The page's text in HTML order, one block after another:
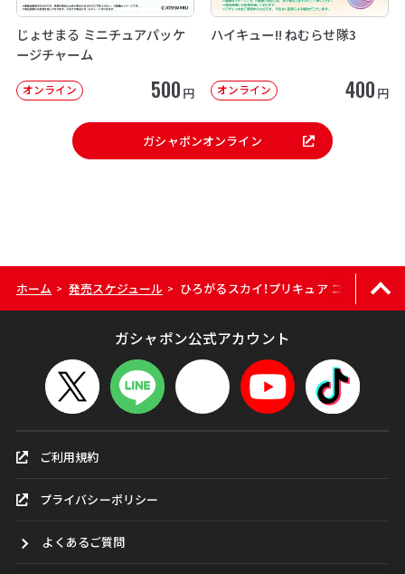
じょせまる ミニチュアパッケ
ージチャーム
オンライン 500 円
ハイキュー!! ねむらせ隊3
オンライン 400 円
ガシャポンオンライン
ホーム > 発売スケジュール > ひろがるスカイ！プリキュア コスメ＆ヘ
ガシャポン公式アカウント
ご利用規約
プライバシーポリシー
よくあるご質問